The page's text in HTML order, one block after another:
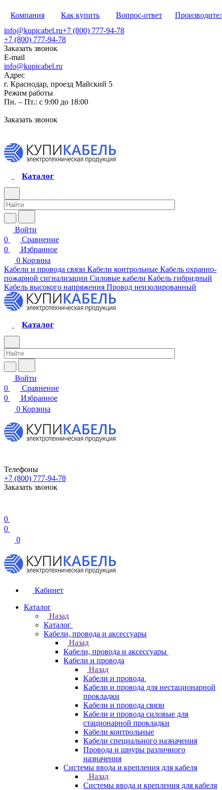
Компания Как купить Вопрос-ответ
info@kupicabel.ru+7 (800) 777-94-78
+7 (800) 777-94-78
Заказать звонок
E-mail
info@kupicabel.ru
Адрес
г. Краснодар, проезд Майский 5
Режим работы
Пн. – Пт.: с 9:00 до 18:00
Заказать звонок
Каталог
Войти
0
Сравнение
0
Избранное
0 Корзина
Кабели и провода связи Кабели контрольные Кабель охранно-
пожарной сигнализации Силовые кабели Кабель гибридный
Кабель высокого напряжения Провод неизолированный
Каталог
Войти
0
Сравнение
0
Избранное
0 Корзина
Телефоны
+7 (800) 777-94-78
Заказать звонок
0
0
0
Кабинет
Каталог
Назад
Каталог
Кабели, провода и аксессуары
Назад
Кабели, провода и аксессуары
Кабели и провода
Назад
Кабели и провода
Кабели и провода для нестационарной
прокладки
Кабели и провода связи
Кабели и провода силовые для
стационарной прокладки
Кабели контрольные
Кабели специального назначения
Провода и шнуры различного
назначения
Системы ввода и крепления для кабеля
Назад
Системы ввода и крепления для кабеля